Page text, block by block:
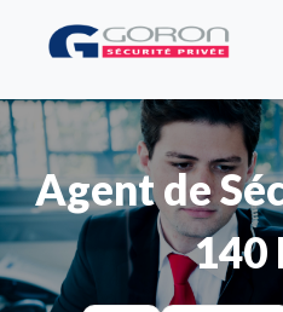
Agent de
140